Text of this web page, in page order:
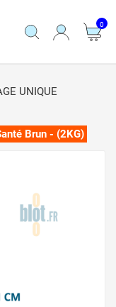
0
UNIQUE
Brun - (2KG)